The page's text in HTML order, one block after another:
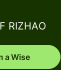
RIZHAO
a Wise